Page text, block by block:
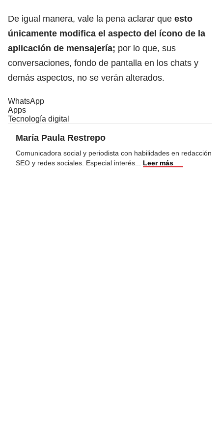
De igual manera, vale la pena aclarar que esto
únicamente modifica el aspecto del ícono de la
aplicación de mensajería; por lo que, sus
conversaciones, fondo de pantalla en los chats y
demás aspectos, no se verán alterados.
WhatsApp
Apps
Tecnología digital
María Paula Restrepo
Comunicadora social y periodista con habilidades en redacción
SEO y redes sociales. Especial interés
Leer más